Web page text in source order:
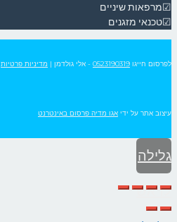
☑מרפאות שיניים
☑טכנאי מזגנים
לפרסום חייגו 0523190319 - אלי גולדמן | מדיניות פרטיות
עיצוב אתר על ידי אגו מדיה פרסום באינטרנט
גלילה
לראש